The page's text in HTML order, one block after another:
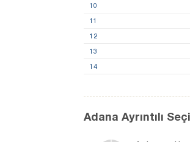
10
11
12
13
14
Adana Ayrıntılı